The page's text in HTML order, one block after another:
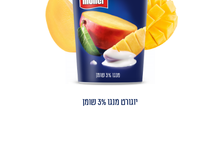
יוגורט מנגו 3% שומן